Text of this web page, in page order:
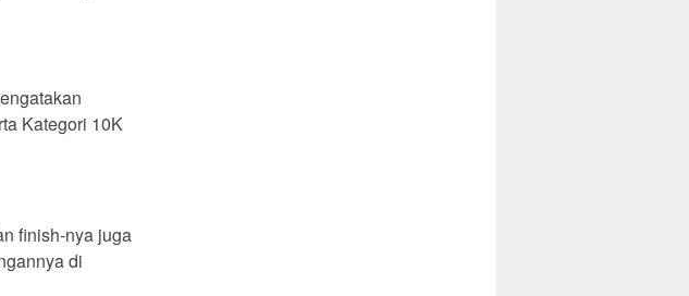
Kategori 10K
finish-nya juga
di